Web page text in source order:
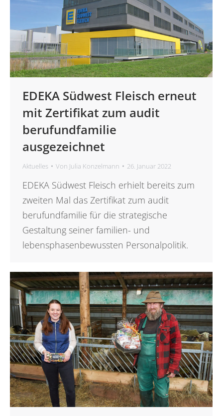
EDEKA Südwest Fleisch erneut
mit Zertifikat zum audit
berufundfamilie
ausgezeichnet
Aktuelles Von Julia Konzelmann 26. Januar 2022
EDEKA Südwest Fleisch erhielt bereits zum
zweiten Mal das Zertifikat zum audit
berufundfamilie für die strategische
Gestaltung seiner familien- und
lebensphasenbewussten Personalpolitik.